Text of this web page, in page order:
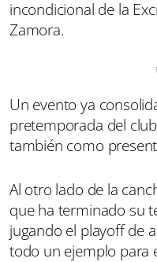
incondicional de la
Zamora.
Un evento ya
pretemporada del
también como
Al otro lado de la
que ha terminado su
jugando el playoff de
todo un ejemplo para